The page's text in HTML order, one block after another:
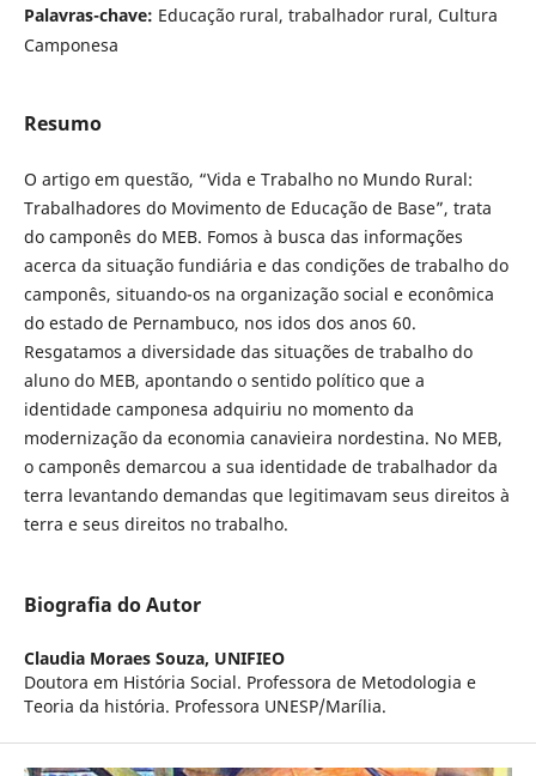
Palavras-chave: Educação rural, trabalhador rural, Cultura
Camponesa
Resumo
O artigo em questão, “Vida e Trabalho no Mundo Rural:
Trabalhadores do Movimento de Educação de Base”, trata
do camponês do MEB. Fomos à busca das informações
acerca da situação fundiária e das condições de trabalho do
camponês, situando-os na organização social e econômica
do estado de Pernambuco, nos idos dos anos 60.
Resgatamos a diversidade das situações de trabalho do
aluno do MEB, apontando o sentido político que a
identidade camponesa adquiriu no momento da
modernização da economia canavieira nordestina. No MEB,
o camponês demarcou a sua identidade de trabalhador da
terra levantando demandas que legitimavam seus direitos à
terra e seus direitos no trabalho.
Biografia do Autor
Claudia Moraes Souza, UNIFIEO
Doutora em História Social. Professora de Metodologia e
Teoria da história. Professora UNESP/Marília.